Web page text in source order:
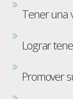
Tener una
Lograr
Promover